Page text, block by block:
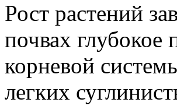
Рост растений
почвах глубокое
корневой
легких